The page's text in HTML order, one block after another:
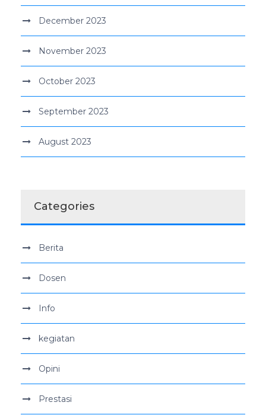
December 2023
November 2023
October 2023
September 2023
August 2023
Categories
Berita
Dosen
Info
kegiatan
Opini
Prestasi